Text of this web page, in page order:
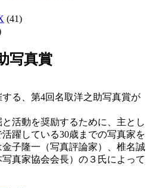
(41)
写真賞
る、第4回名取洋之助写真賞が
活動を奨励するために、主とし
躍している30歳までの写真家を
子隆一（写真評論家）、椎名誠
写真家協会会長）の３氏によって